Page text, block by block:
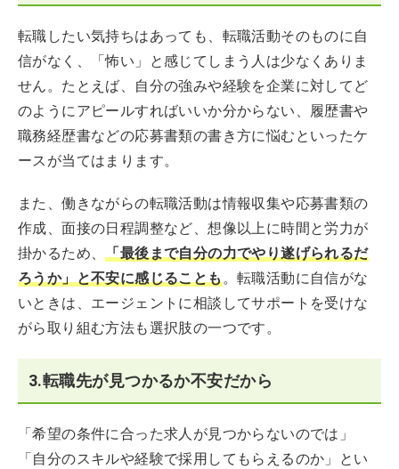
転職したい気持ちはあっても、転職活動そのものに自
信がなく、「怖い」と感じてしまう人は少なくありま
せん。たとえば、自分の強みや経験を企業に対してど
のようにアピールすればいいか分からない、履歴書や
職務経歴書などの応募書類の書き方に悩むといったケ
ースが当てはまります。
また、働きながらの転職活動は情報収集や応募書類の
作成、面接の日程調整など、想像以上に時間と労力が
掛かるため、「最後まで自分の力でやり遂げられるだ
ろうか」と不安に感じることも。転職活動に自信がな
いときは、エージェントに相談してサポートを受けな
がら取り組む方法も選択肢の一つです。
3.転職先が見つかるか不安だから
「希望の条件に合った求人が見つからないのでは」
「自分のスキルや経験で採用してもらえるのか」とい